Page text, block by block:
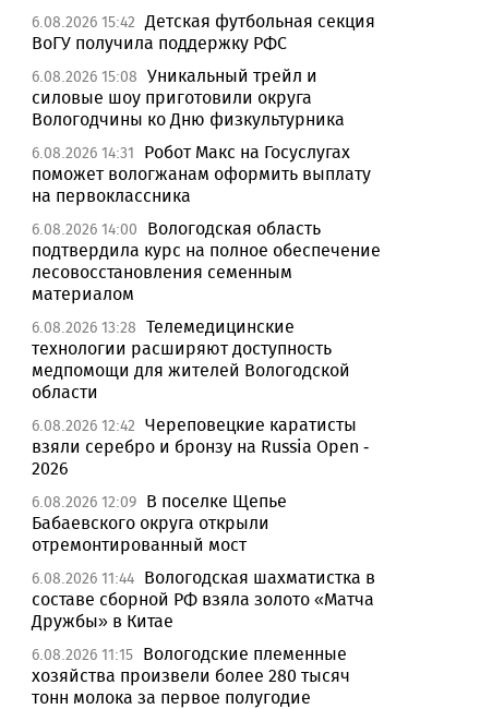
6.08.2026 15:42 Детская футбольная секция
ВоГУ получила поддержку РФС
6.08.2026 15:08 Уникальный трейл и
силовые шоу приготовили округа
Вологодчины ко Дню физкультурника
6.08.2026 14:31
Робот Макс на Госуслугах
поможет вологжанам оформить выплату
на первоклассника
6.08.2026 14:00
Вологодская область
подтвердила курс на полное обеспечение
лесовосстановления семенным
материалом
6.08.2026 13:28 Телемедицинские
технологии расширяют доступность
медпомощи для жителей Вологодской
области
6.08.2026 12:42 Череповецкие каратисты
взяли серебро и бронзу на Russia Open -
2026
6.08.2026 12:09 В поселке Щепье
Бабаевского округа открыли
отремонтированный мост
6.08.2026 11:44 Вологодская шахматистка в
составе сборной РФ взяла золото «Матча
Дружбы» в Китае
6.08.2026 11:15 Вологодские племенные
хозяйства произвели более 280 тысяч
тонн молока за первое полугодие